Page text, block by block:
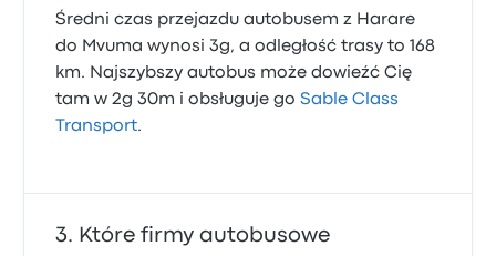
Średni czas przejazdu autobusem z Harare
do Mvuma wynosi 3g, a odległość trasy to 168
km. Najszybszy autobus może dowieźć Cię
tam w 2g 30m i obsługuje goSable Class
Transport.
Które firmy autobusowe